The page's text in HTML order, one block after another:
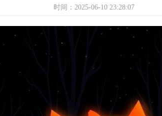
时间：2025-06-10 23:28:07